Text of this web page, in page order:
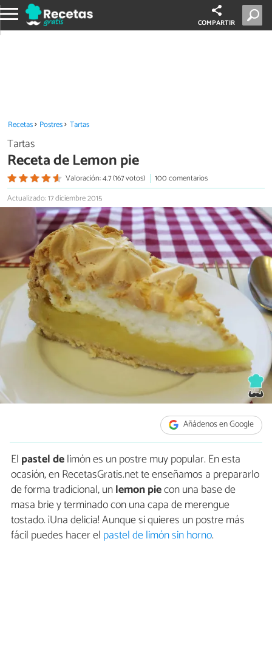
COMPARTIR
Recetas Postres Tartas
Tartas
Receta de Lemon pie
Valoración: 4.7 (167 votos)
100 comentarios
Actualizado: 17 diciembre 2015
Añádenos en Google
El pastel delimón es un postre muy popular. En esta
ocasión, en RecetasGratis.net te enseñamos a prepararlo
de forma tradicional, unlemon piecon una base de
masa brie y terminado con una capa de merengue
tostado. ¡Una delicia! Aunque si quieres un postre más
fácil puedes hacer el pastel de limón sin horno.